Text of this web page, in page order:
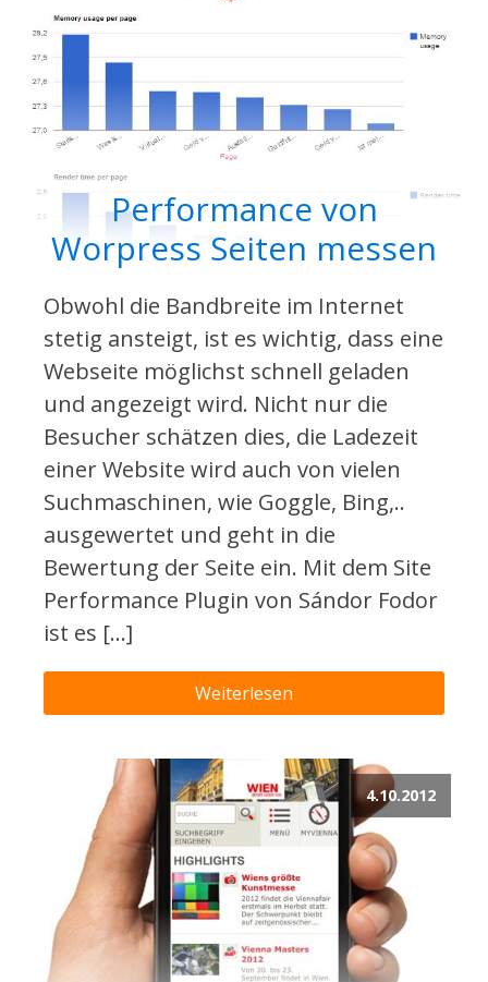
Performance von
Worpress Seiten messen
Obwohl die Bandbreite im Internet
stetig ansteigt, ist es wichtig, dass eine
Webseite möglichst schnell geladen
und angezeigt wird. Nicht nur die
Besucher schätzen dies, die Ladezeit
einer Website wird auch von vielen
Suchmaschinen, wie Goggle, Bing,..
ausgewertet und geht in die
Bewertung der Seite ein. Mit dem Site
Performance Plugin von Sándor Fodor
ist es […]
Weiterlesen
4.10.2012